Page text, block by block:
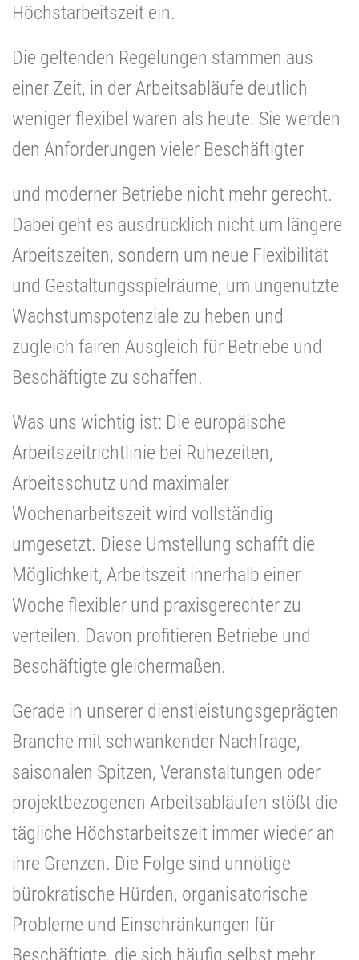
Höchstarbeitszeit ein.
Die geltenden Regelungen stammen aus
einer Zeit, in der Arbeitsabläufe deutlich
weniger flexibel waren als heute. Sie werden
den Anforderungen vieler Beschäftigter
und moderner Betriebe nicht mehr gerecht.
Dabei geht es ausdrücklich nicht um längere
Arbeitszeiten, sondern um neue Flexibilität
und Gestaltungsspielräume, um ungenutzte
Wachstumspotenziale zu heben und
zugleich fairen Ausgleich für Betriebe und
Beschäftigte zu schaffen.
Was uns wichtig ist: Die europäische
Arbeitszeitrichtlinie bei Ruhezeiten,
Arbeitsschutz und maximaler
Wochenarbeitszeit wird vollständig
umgesetzt. Diese Umstellung schafft die
Möglichkeit, Arbeitszeit innerhalb einer
Woche flexibler und praxisgerechter zu
verteilen. Davon profitieren Betriebe und
Beschäftigte gleichermaßen.
Gerade in unserer dienstleistungsgeprägten
Branche mit schwankender Nachfrage,
saisonalen Spitzen, Veranstaltungen oder
projektbezogenen Arbeitsabläufen stößt die
tägliche Höchstarbeitszeit immer wieder an
ihre Grenzen. Die Folge sind unnötige
bürokratische Hürden, organisatorische
Probleme und Einschränkungen für
Beschäftigte, die sich häufig selbst mehr